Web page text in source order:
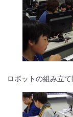
ロボットの組み立て